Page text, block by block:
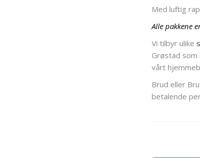
Med luftig
Alle pakkene
Vi tilbyr ulike
Grøstad
vårt
Brud eller
betalende